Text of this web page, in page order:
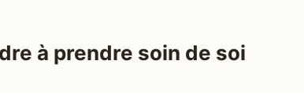
à prendre soin de soi